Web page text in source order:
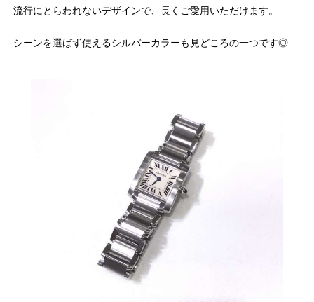
流行にとらわれないデザインで、長くご愛用いただけます。
シーンを選ばず使えるシルバーカラーも見どころの一つです◎